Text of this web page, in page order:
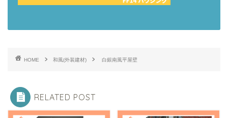
HOME 和風(外装建材) 白銀南風平屋壁
RELATED POST